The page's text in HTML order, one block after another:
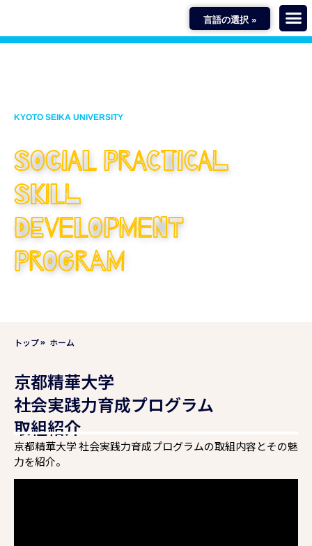
KYOTO SEIKA UNIVERSITY
SOCIAL PRACTICAL
SKILL
DEVELOPMENT
PROGRAM
トップ ホーム
京都精華大学
社会実践力育成プログラム
取組紹介
京都精華大学 社会実践力育成プログラムの取組内容とその魅
力を紹介。
言語の選択 »